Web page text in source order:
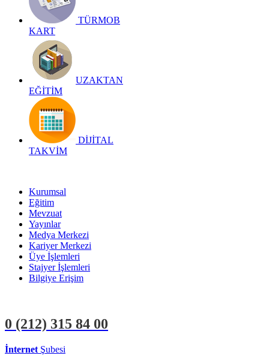
TÜRMOB
KART
UZAKTAN
EĞİTİM
DİJİTAL
TAKVİM
Kurumsal
Eğitim
Mevzuat
Yayınlar
Medya Merkezi
Kariyer Merkezi
Üye İşlemleri
Stajyer İşlemleri
Bilgiye Erişim
0 (212) 315 84 00
İnternet Şubesi